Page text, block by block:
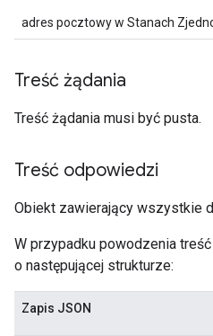
adres pocztowy w Stanach
Treść żądania
Treść żądania musi być pusta.
Treść odpowiedzi
Obiekt zawierający wszystkie
W przypadku powodzenia
o następującej strukturze:
Zapis JSON